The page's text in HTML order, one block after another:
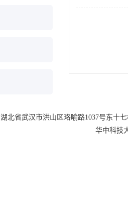
湖北省武汉市洪山区珞喻路1037号东十
华中科技